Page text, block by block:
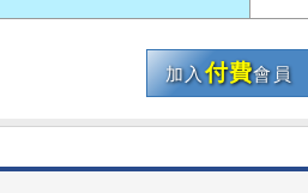
加入付費會員